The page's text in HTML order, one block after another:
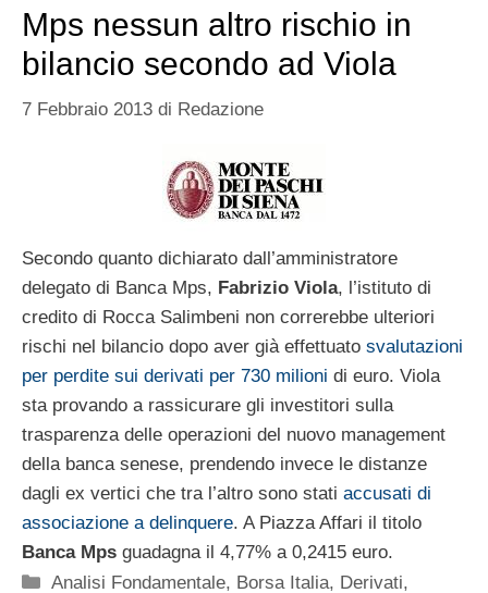
Mps nessun altro rischio in
bilancio secondo ad Viola
7 Febbraio 2013 di Redazione
Secondo quanto dichiarato dall’amministratore
delegato di Banca Mps, Fabrizio Viola, l’istituto di
credito di Rocca Salimbeni non correrebbe ulteriori
rischi nel bilancio dopo aver già effettuato svalutazioni
per perdite sui derivati per 730 milioni di euro. Viola
sta provando a rassicurare gli investitori sulla
trasparenza delle operazioni del nuovo management
della banca senese, prendendo invece le distanze
dagli ex vertici che tra l’altro sono stati accusati di
associazione a delinquere. A Piazza Affari il titolo
Banca Mps guadagna il 4,77% a 0,2415 euro.
Categorie
Analisi Fondamentale, Borsa Italia, Derivati,